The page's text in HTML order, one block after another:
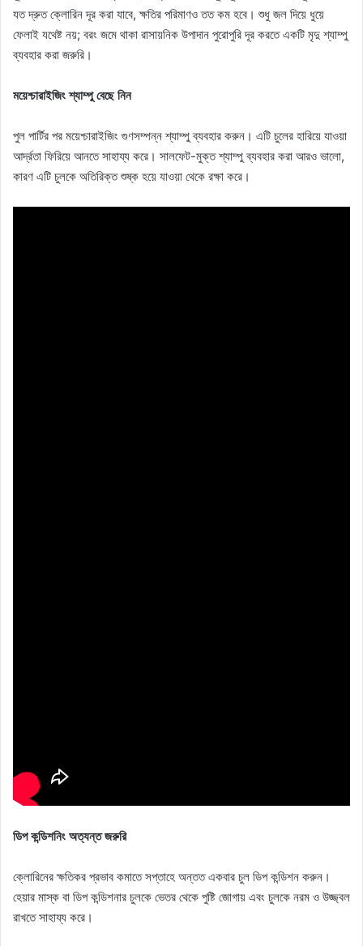
যত দ্রুত ক্লোরিন দূর করা যাবে, ক্ষতির পরিমাণও তত কম হবে। শুধু জল দিয়ে ধুয়ে
ফেলাই যথেষ্ট নয়; বরং জমে থাকা রাসায়নিক উপাদান পুরোপুরি দূর করতে একটি মৃদু শ্যাম্পু
ব্যবহার করা জরুরি।
ময়েশ্চারাইজিং শ্যাম্পু বেছে নিন
পুল পার্টির পর ময়েশ্চারাইজিং গুণসম্পন্ন শ্যাম্পু ব্যবহার করুন। এটি চুলের হারিয়ে যাওয়া
আর্দ্রতা ফিরিয়ে আনতে সাহায্য করে। সালফেট-মুক্ত শ্যাম্পু ব্যবহার করা আরও ভালো,
কারণ এটি চুলকে অতিরিক্ত শুষ্ক হয়ে যাওয়া থেকে রক্ষা করে।
ডিপ কন্ডিশনিং অত্যন্ত জরুরি
ক্লোরিনের ক্ষতিকর প্রভাব কমাতে সপ্তাহে অন্তত একবার চুল ডিপ কন্ডিশন করুন।
হেয়ার মাস্ক বা ডিপ কন্ডিশনার চুলকে ভেতর থেকে পুষ্টি জোগায় এবং চুলকে নরম ও উজ্জ্বল
রাখতে সাহায্য করে।